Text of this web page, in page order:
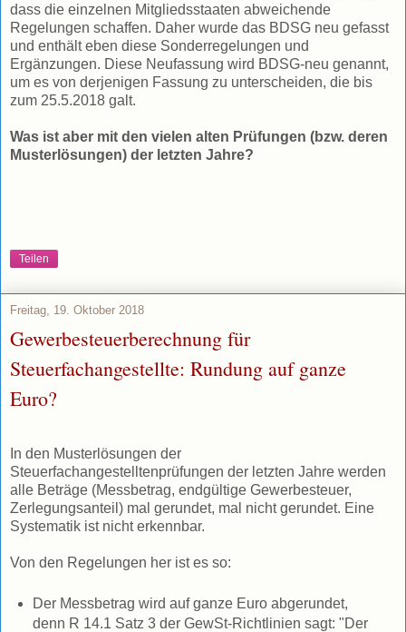
dass die einzelnen Mitgliedsstaaten abweichende
Regelungen schaffen. Daher wurde das BDSG neu gefasst
und enthält eben diese Sonderregelungen und
Ergänzungen. Diese Neufassung wird BDSG-neu genannt,
um es von derjenigen Fassung zu unterscheiden, die bis
zum 25.5.2018 galt.
Was ist aber mit den vielen alten Prüfungen (bzw. deren
Musterlösungen) der letzten Jahre?
Teilen
Freitag, 19. Oktober 2018
Gewerbesteuerberechnung für
Steuerfachangestellte: Rundung auf ganze
Euro?
In den Musterlösungen der
Steuerfachangestelltenprüfungen der letzten Jahre werden
alle Beträge (Messbetrag, endgültige Gewerbesteuer,
Zerlegungsanteil) mal gerundet, mal nicht gerundet. Eine
Systematik ist nicht erkennbar.
Von den Regelungen her ist es so:
Der Messbetrag wird auf ganze Euro abgerundet,
denn R 14.1 Satz 3 der GewSt-Richtlinien sagt: "Der